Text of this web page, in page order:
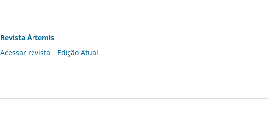
Revista Ártemis
Acessar revista
Edição Atual